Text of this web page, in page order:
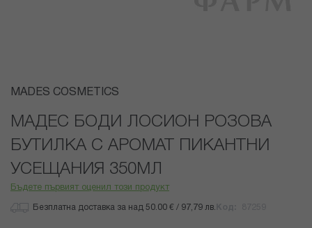
Преминете
началото
галерия
със
снимки
MADES COSMETICS
МАДЕС БОДИ ЛОСИОН РОЗОВА
БУТИЛКА С АРОМАТ ПИКАНТНИ
УСЕЩАНИЯ 350МЛ
Бъдете първият оценил този продукт
Безплатна доставка за над 50.00 € / 97,79 лв.